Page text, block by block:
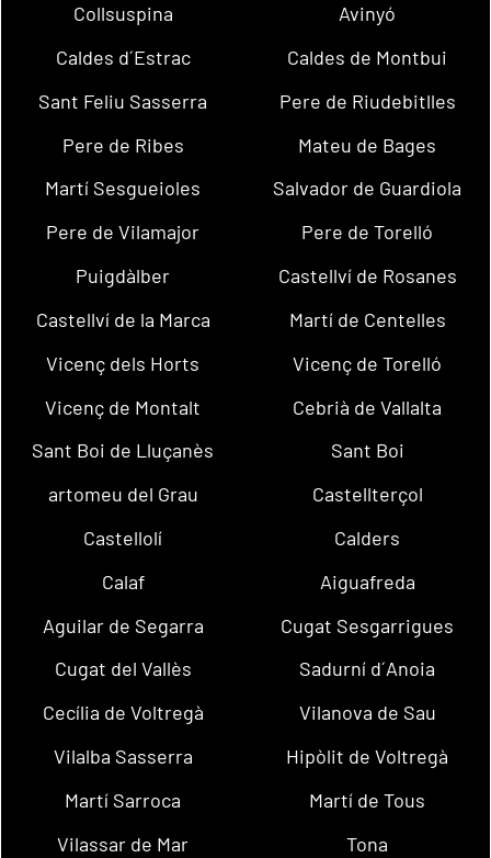
Collsuspina
Avinyó
Caldes d´Estrac
Caldes de Montbui
Sant Feliu Sasserra
Pere de Riudebitlles
Pere de Ribes
Mateu de Bages
Martí Sesgueioles
Salvador de Guardiola
Pere de Vilamajor
Pere de Torelló
Puigdàlber
Castellví de Rosanes
Castellví de la Marca
Martí de Centelles
Vicenç dels Horts
Vicenç de Torelló
Vicenç de Montalt
Cebrià de Vallalta
Sant Boi de Lluçanès
Sant Boi
artomeu del Grau
Castellterçol
Castellolí
Calders
Calaf
Aiguafreda
Aguilar de Segarra
Cugat Sesgarrigues
Cugat del Vallès
Sadurní d´Anoia
Cecília de Voltregà
Vilanova de Sau
Vilalba Sasserra
Hipòlit de Voltregà
Martí Sarroca
Martí de Tous
Vilassar de Mar
Tona